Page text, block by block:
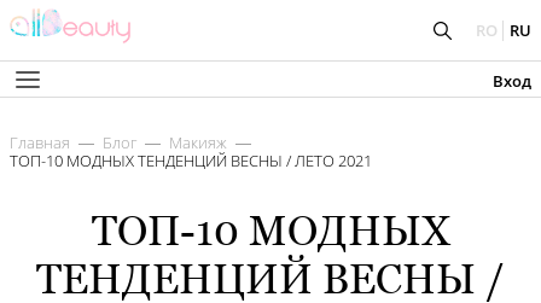
RO RU
Вход
Главная Блог
Макияж
ТОП-10 МОДНЫХ ТЕНДЕНЦИЙ ВЕСНЫ / ЛЕТО 2021
ТОП-10 МОДНЫХ
ТЕНДЕНЦИЙ ВЕСНЫ /